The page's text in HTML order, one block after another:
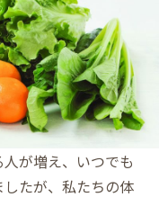
が増え、いつでも
たが、私たちの体